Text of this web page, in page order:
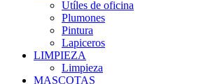
Utíles de oficina
Plumones
Pintura
Lapiceros
LIMPIEZA
Limpieza
MASCOTAS